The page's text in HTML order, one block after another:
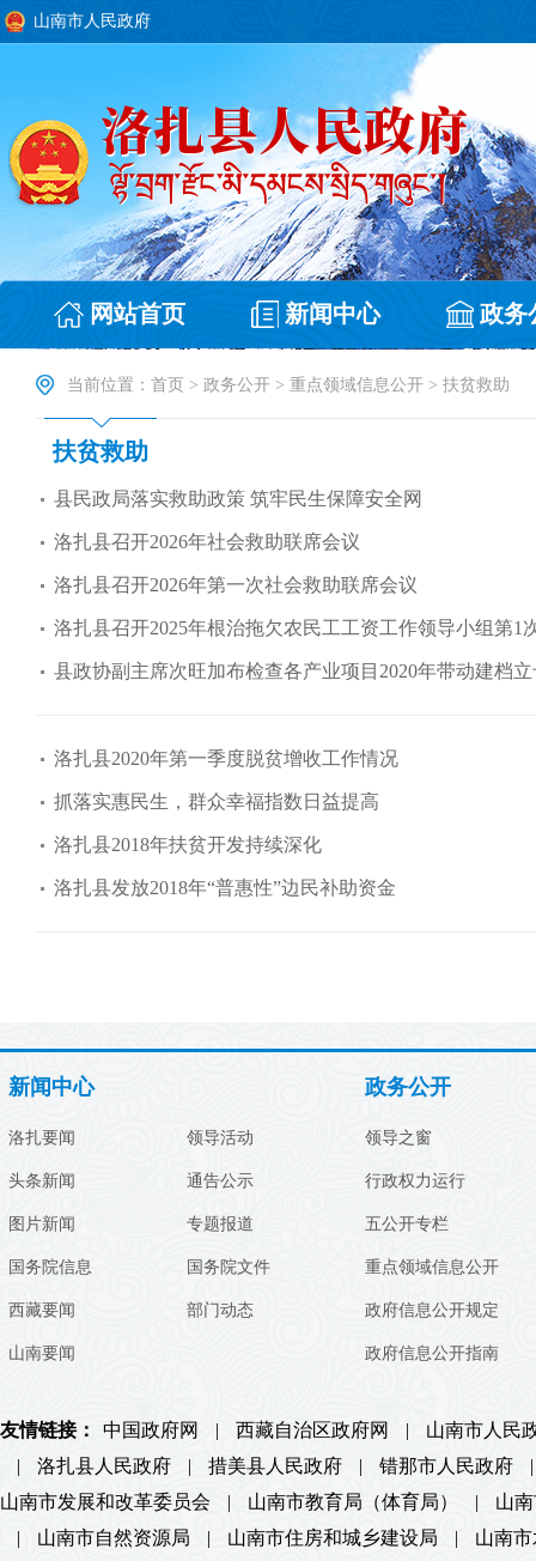
山南市人民政府
网站首页 新闻中心 政务
当前位置： 首页 > 政务公开 > 重点领域信息公开 > 扶贫救助
扶贫救助
县民政局落实救助政策 筑牢民生保障安全网
洛扎县召开2026年社会救助联席会议
洛扎县召开2026年第一次社会救助联席会议
洛扎县召开2025年根治拖欠农民工工资工作领导小组第1
县政协副主席次旺加布检查各产业项目2020年带动建档
洛扎县2020年第一季度脱贫增收工作情况
抓落实惠民生，群众幸福指数日益提高
洛扎县2018年扶贫开发持续深化
洛扎县发放2018年“普惠性”边民补助资金
新闻中心
洛扎要闻
头条新闻
图片新闻
国务院信息
西藏要闻
山南要闻
领导活动
通告公示
专题报道
国务院文件
部门动态
政务公开
领导之窗
行政权力运行
五公开专栏
重点领域信息公开
政府信息公开规定
政府信息公开指南
友情链接： 中国政府网 | 西藏自治区政府网 |
山南市人民
|
洛扎县人民政府 | 措美县人民政府 | 错那市人民政府
|
山南市发展和改革委员会
| 山南市教育局（体育局） |
山
|
山南市自然资源局 | 山南市住房和城乡建设局 |
山南